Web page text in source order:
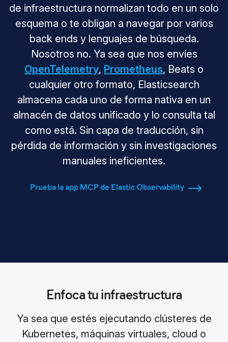
de infraestructura normalizan todo en un solo
esquema o te obligan a navegar por varios
back ends y lenguajes de búsqueda.
Nosotros no. Ya sea que nos envíes
OpenTelemetry, Prometheus, Beats o
cualquier otro formato, Elasticsearch
almacena cada uno de forma nativa en un
almacén de datos unificado y lo consulta tal
como está. Sin capa de traducción, sin
pérdida de información y sin investigaciones
manuales ineficientes.
Prueba la app MCP de Elastic Observability
Enfoca tu infraestructura
Ya sea que estés ejecutando clústeres de
Kubernetes, máquinas virtuales, cloud o